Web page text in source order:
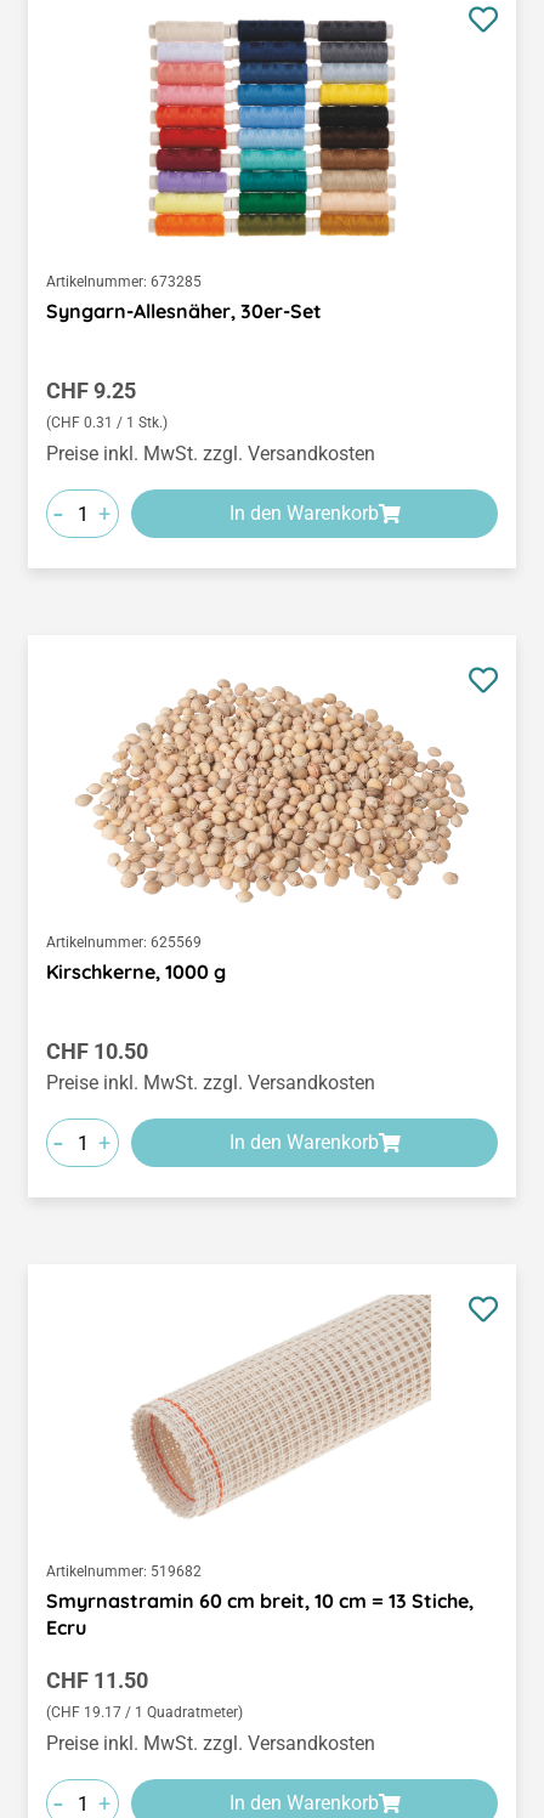
Artikelnummer: 673285
Syngarn-Allesnäher, 30er-Set
Regulärer Preis:
CHF 9.25
(CHF 0.31 / 1 Stk.)
Preise inkl. MwSt. zzgl. Versandkosten
- + In den Warenkorb
Artikelnummer: 625569
Kirschkerne, 1000 g
Regulärer Preis:
CHF 10.50
Preise inkl. MwSt. zzgl. Versandkosten
- + In den Warenkorb
Artikelnummer: 519682
Smyrnastramin 60 cm breit, 10 cm = 13 Stiche,
Ecru
Regulärer Preis:
CHF 11.50
(CHF 19.17 / 1 Quadratmeter)
Preise inkl. MwSt. zzgl. Versandkosten
- + In den Warenkorb